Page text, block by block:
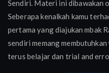
Sendiri. Materi ini dibawakan
Seberapa kenalkah kamu
pertama yang diajukan mbak
sendiri memang
terus belajar dan trial and